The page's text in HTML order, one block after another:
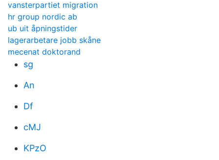
vansterpartiet migration
hr group nordic ab
ub uit åpningstider
lagerarbetare jobb skåne
mecenat doktorand
sg
An
Df
cMJ
KPzO